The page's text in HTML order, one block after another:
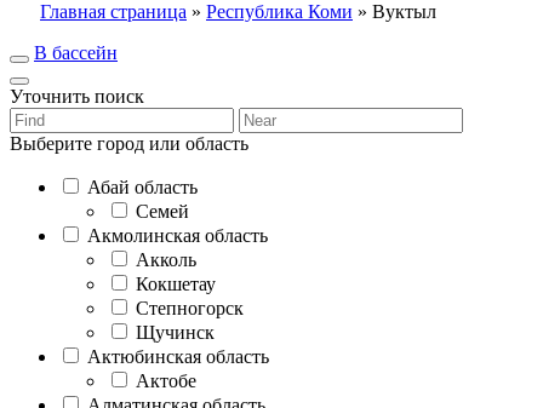
Главная страница » Республика Коми » Вуктыл
В бассейн
Уточнить поиск
Выберите город или область
Абай область
Семей
Акмолинская область
Акколь
Кокшетау
Степногорск
Щучинск
Актюбинская область
Актобе